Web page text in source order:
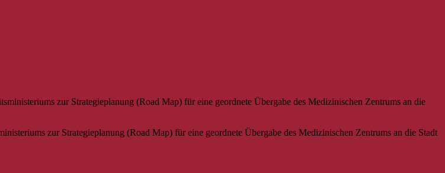
zur Strategieplanung (Road Map) für eine geordnete Übergabe des Medizinischen Zentrums an die Stadt